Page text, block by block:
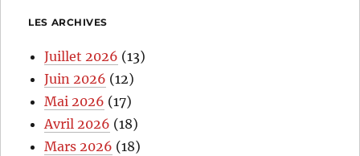
LES ARCHIVES
Juillet 2026 (13)
Juin 2026 (12)
Mai 2026 (17)
Avril 2026 (18)
Mars 2026 (18)